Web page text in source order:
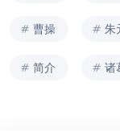
曹操 朱
简介 诸